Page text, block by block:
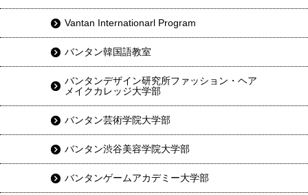
Vantan Internationarl Program
バンタン韓国語教室
バンタンデザイン研究所ファッション・ヘア
メイクカレッジ大学部
バンタン芸術学院大学部
バンタン渋谷美容学院大学部
バンタンゲームアカデミー大学部